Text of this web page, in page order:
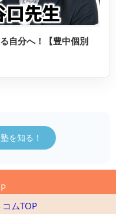
自分へ！【豊中個別
を知る！
ムTOP